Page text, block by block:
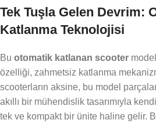
Tek Tuşla Gelen Devrim:
Katlanma Teknolojisi
Bu otomatik katlanan scooter
özelliği, zahmetsiz katlanma
scooterların aksine, bu model
akıllı bir mühendislik tasarımıyla
tek ve kompakt bir ünite haline gelir.